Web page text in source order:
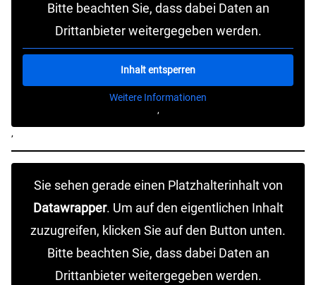
Bitte beachten Sie, dass dabei Daten an
Drittanbieter weitergegeben werden.
Inhalt entsperren
Weitere Informationen
‚
‚
Sie sehen gerade einen Platzhalterinhalt von
Datawrapper. Um auf den eigentlichen Inhalt
zuzugreifen, klicken Sie auf den Button unten.
Bitte beachten Sie, dass dabei Daten an
Drittanbieter weitergegeben werden.